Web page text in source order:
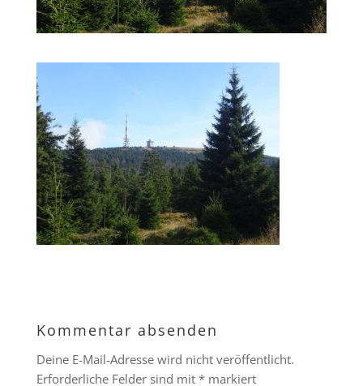
Kommentar absenden
Deine E-Mail-Adresse wird nicht veröffentlicht.
Erforderliche Felder sind mit *markiert